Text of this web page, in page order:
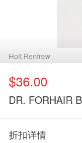
Holt Renfrew
$36.00
DR. FORHAIR
折扣详情